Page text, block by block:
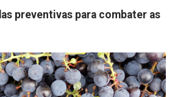
preventivas para combater as